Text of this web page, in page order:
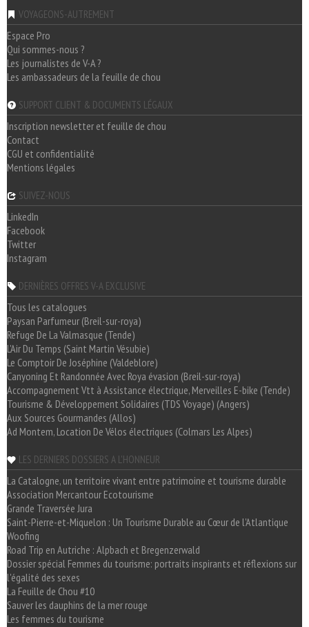
VOYAGEONS-AUTREMENT
Espace Pro
Qui sommes-nous ?
Les journalistes de V-A ?
Les ambassadeurs de la feuille de chou
SUPPORT CLIENT & DOCUMENTS LÉGAUX
Inscription newsletter et feuille de chou
Contact
CGU et confidentialité
Mentions légales
SUIVEZ-NOUS
LinkedIn
Facebook
Twitter
Instagram
DERNIÈRES OFFRES V-A EXCLUSIVE
Tous les catalogues
Paysan Parfumeur (Breil-sur-roya)
Refuge De La Valmasque (Tende)
L'Air Du Temps (Saint Martin Vésubie)
Le Comptoir De Joséphine (Valdeblore)
Canyoning Et Randonnée Avec Roya évasion (Breil-sur-roya)
Accompagnement Vtt à Assistance électrique, Merveilles E-bike (Tende)
Tourisme & Développement Solidaires (TDS Voyage) (Angers)
Aux Sources Gourmandes (Allos)
Ad Montem, Location De Vélos électriques (Colmars Les Alpes)
LES DERNIERS DOSSIERS A L'HONNEUR
La Catalogne, un territoire vivant entre patrimoine et tourisme durable
Association Mercantour Ecotourisme
Grande Traversée Jura
Saint-Pierre-et-Miquelon : Un Tourisme Durable au Cœur de l'Atlantique
Woofing
Road Trip en Autriche : Alpbach et Bregenzerwald
Dossier spécial Femmes du tourisme: portraits inspirants et réflexions sur
l'égalité des sexes
La Feuille de Chou #10
Sauver les dauphins de la mer rouge
Les femmes du tourisme